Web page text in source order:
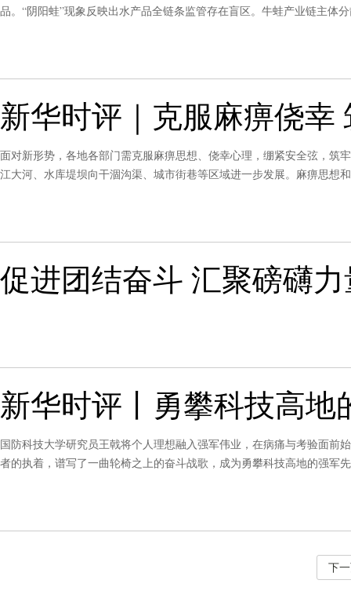
品。“阴阳蛙”现象反映出水产品全链条监管存在盲区。牛蛙产业链主体
新华时评｜克服麻痹侥幸
面对新形势，各地各部门需克服麻痹思想、侥幸心理，绷紧安全弦，筑
江大河、水库堤坝向干涸沟渠、城市街巷等区域进一步发展。麻痹思想
促进团结奋斗 汇聚磅礴
新华时评丨勇攀科技高地
国防科技大学研究员王戟将个人理想融入强军伟业，在病痛与考验面
者的执着，谱写了一曲轮椅之上的奋斗战歌，成为勇攀科技高地的强军
下